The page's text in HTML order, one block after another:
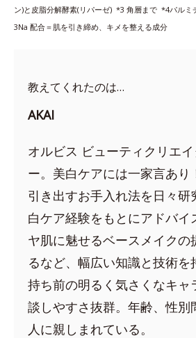
ン)と皮脂分解酵素(リパーゼ) *3 角層まで *4パルミ
3Na 配合＝肌を引き締め、キメを整える成分
教えてくれたのは…
AKAI
オルビス ビューティクリエイ
ー。美白ケアには一家言あり
引き出すお手入れ法を日々研
白ケア経験をもとにアドバイ
ヤ肌に魅せるベースメイクの
るなど、幅広い知識と技術を
持ち前の明るく気さくなキャ
談しやすさ抜群。年齢、性別
人に親しまれている。